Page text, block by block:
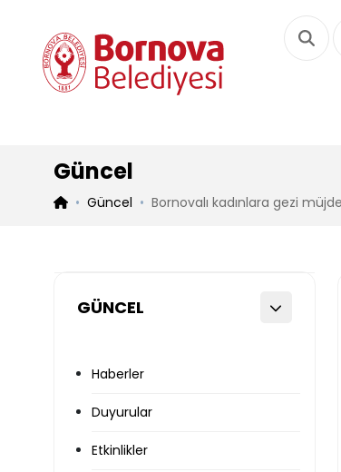
Güncel
Güncel Bornovalı kadınlara gezi
GÜNCEL
Haberler
Duyurular
Etkinlikler